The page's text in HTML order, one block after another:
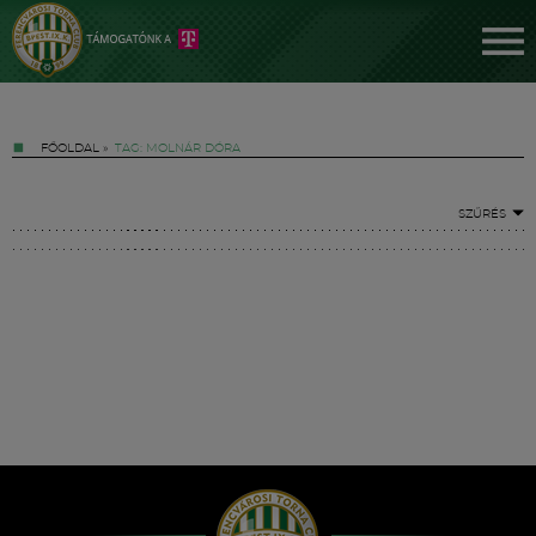
FŐOLDAL » TAG: MOLNÁR DÓRA
SZŰRÉS
Hírek